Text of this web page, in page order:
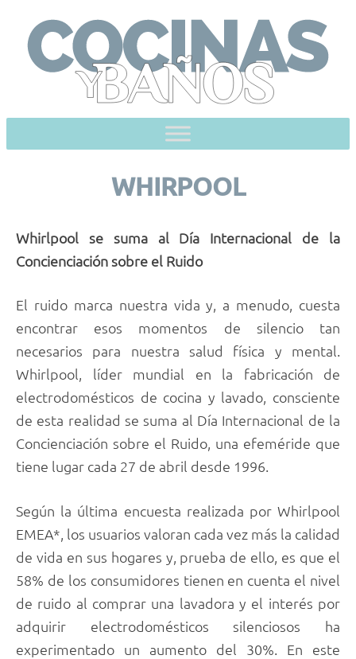
content
WHIRPOOL
Whirlpool se suma al Día Internacional de la
Concienciación sobre el Ruido
El ruido marca nuestra vida y, a menudo, cuesta
encontrar esos momentos de silencio tan
necesarios para nuestra salud física y mental.
Whirlpool, líder mundial en la fabricación de
electrodomésticos de cocina y lavado, consciente
de esta realidad se suma al Día Internacional de la
Concienciación sobre el Ruido, una efeméride que
tiene lugar cada 27 de abril desde 1996.
Según la última encuesta realizada por Whirlpool
EMEA*, los usuarios valoran cada vez más la calidad
de vida en sus hogares y, prueba de ello, es que el
58% de los consumidores tienen en cuenta el nivel
de ruido al comprar una lavadora y el interés por
adquirir electrodomésticos silenciosos ha
experimentado un aumento del 30%. En este